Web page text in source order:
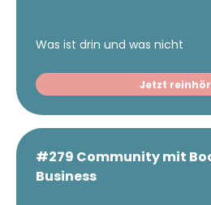
Was ist drin und was nicht
Jetzt
#279 Community mit
Business